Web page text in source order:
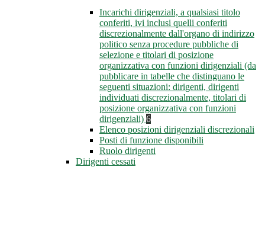
Incarichi dirigenziali, a qualsiasi titolo
conferiti, ivi inclusi quelli conferiti
discrezionalmente dall'organo di indirizzo
politico senza procedure pubbliche di
selezione e titolari di posizione
organizzativa con funzioni dirigenziali (da
pubblicare in tabelle che distinguano le
seguenti situazioni: dirigenti, dirigenti
individuati discrezionalmente, titolari di
posizione organizzativa con funzioni
dirigenziali) 6
Elenco posizioni dirigenziali discrezionali
Posti di funzione disponibili
Ruolo dirigenti
Dirigenti cessati